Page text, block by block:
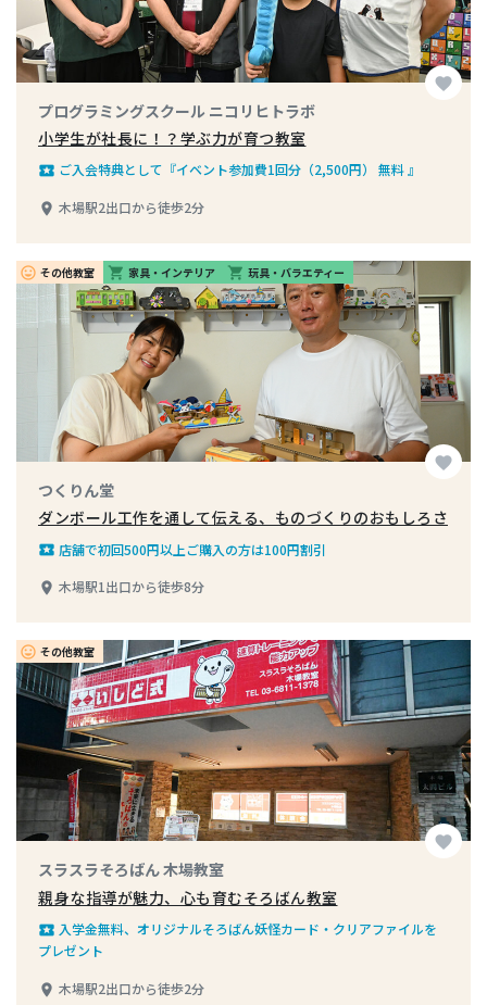
favorite
プログラミングスクール ニコリヒトラボ
小学生が社長に！？学ぶ力が育つ教室
local_play ご入会特典として『イベント参加費1回分（2,500円） 無料 』
place 木場駅2出口から徒歩2分
insert_emoticon その他教室 shopping_cart 家具・インテリア shopping_cart 玩具・バラエティー
favorite
つくりん堂
ダンボール工作を通して伝える、ものづくりのおもしろさ
local_play 店舗で初回500円以上ご購入の方は100円割引
place 木場駅1出口から徒歩8分
insert_emoticon その他教室
favorite
スラスラそろばん 木場教室
親身な指導が魅力、心も育むそろばん教室
local_play 入学金無料、オリジナルそろばん妖怪カード・クリアファイルを
プレゼント
place 木場駅2出口から徒歩2分